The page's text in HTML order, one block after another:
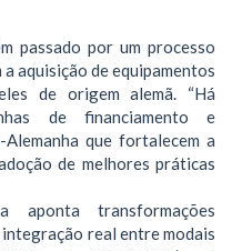
passado por um processo
aquisição de equipamentos
de origem alemã. “Há
de financiamento e
que fortalecem a
de melhores práticas
transformações
real entre modais